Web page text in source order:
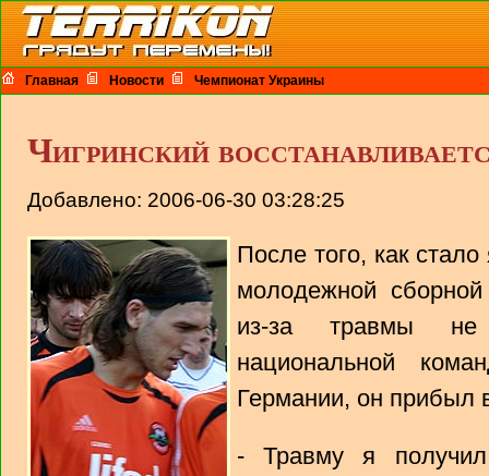
Главная Новости Чемпионат Украины
Чигринский
Добавлено: 2006-06-30 03:28:25
После того, как
молодежной
из-за травмы
национальной
Германии, он прибыл
- Травму я